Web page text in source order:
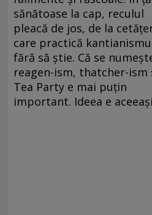
sănătoase la cap, reculul
pleacă de jos, de la
care practică
fără să ştie. Că se
reagen-ism, thatcher-ism
Tea Party e mai puţin
important. Ideea e